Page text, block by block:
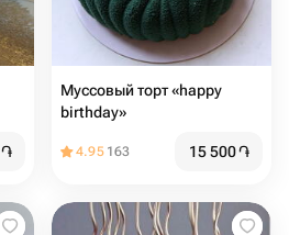
֏
Муссовый торт «happy
birthday»
4.95 163 15 500֏